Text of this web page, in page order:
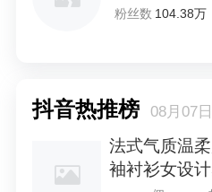
粉丝数 104.38万
抖音热推榜 08月07日
法式气质温
袖衬衫女设